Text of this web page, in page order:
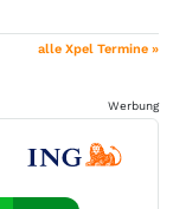
alle Xpel Termine »
Werbung